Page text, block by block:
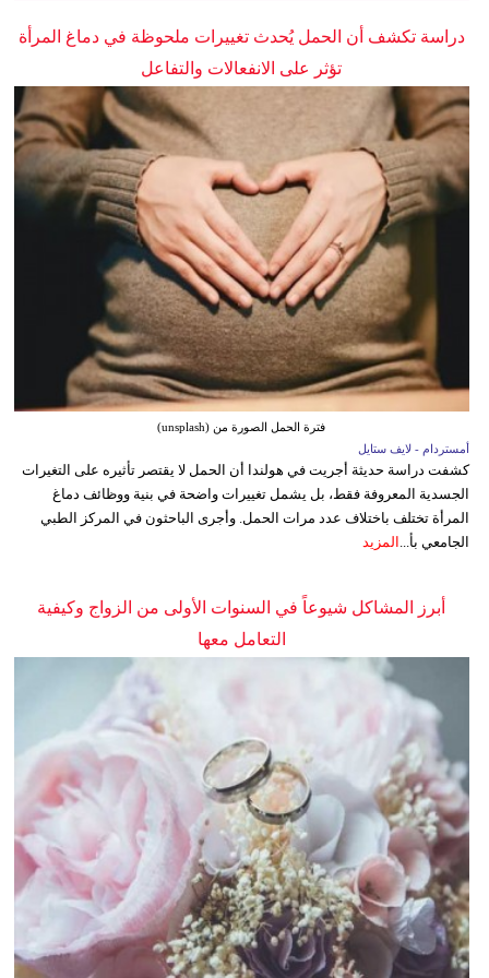
دراسة تكشف أن الحمل يُحدث تغييرات ملحوظة في دماغ المرأة
تؤثر على الانفعالات والتفاعل
فترة الحمل الصورة من (unsplash)
أمستردام - لايف ستايل
كشفت دراسة حديثة أجريت في هولندا أن الحمل لا يقتصر تأثيره على التغيرات
الجسدية المعروفة فقط، بل يشمل تغييرات واضحة في بنية ووظائف دماغ
المرأة تختلف باختلاف عدد مرات الحمل. وأجرى الباحثون في المركز الطبي
الجامعي بأ... المزيد
أبرز المشاكل شيوعاً في السنوات الأولى من الزواج وكيفية
التعامل معها